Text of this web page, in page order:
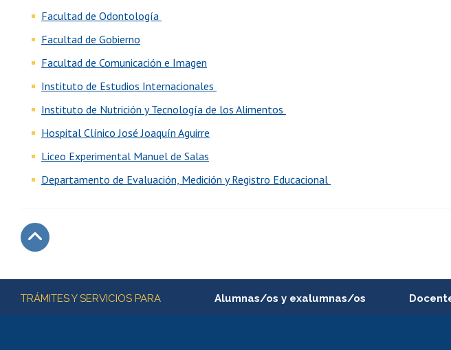
Facultad de Odontología
Facultad de Gobierno
Facultad de Comunicación e Imagen
Instituto de Estudios Internacionales
Instituto de Nutrición y Tecnología de los Alimentos
Hospital Clínico José Joaquín Aguirre
Liceo Experimental Manuel de Salas
Departamento de Evaluación, Medición y Registro Educacional
Más información
TRÁMITES Y SERVICIOS PARA Alumnas/os y exalumnas/os